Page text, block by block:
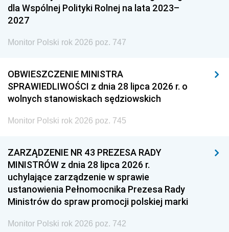
dla Wspólnej Polityki Rolnej na lata 2023–
2027
Monitor Polski rok 2026 poz. 747
OBWIESZCZENIE MINISTRA
SPRAWIEDLIWOŚCI z dnia 28 lipca 2026 r. o
wolnych stanowiskach sędziowskich
Monitor Polski rok 2026 poz. 745
ZARZĄDZENIE NR 43 PREZESA RADY
MINISTRÓW z dnia 28 lipca 2026 r.
uchylające zarządzenie w sprawie
ustanowienia Pełnomocnika Prezesa Rady
Ministrów do spraw promocji polskiej marki
Monitor Polski rok 2026 poz. 742